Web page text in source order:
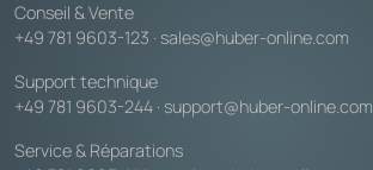
Conseil & Vente
+49 781 9603-123 · sales@huber-online.com
Support technique
+49 781 9603-244 · support@huber-online.com
Service & Réparations